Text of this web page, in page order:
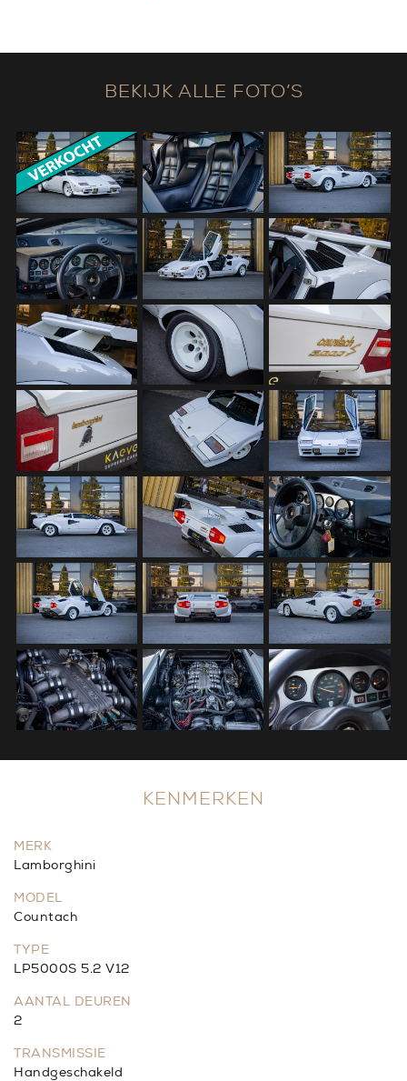
BEKIJK ALLE FOTO’S
KENMERKEN
MERK
Lamborghini
MODEL
Countach
TYPE
LP5000S 5.2 V12
AANTAL DEUREN
2
TRANSMISSIE
Handgeschakeld